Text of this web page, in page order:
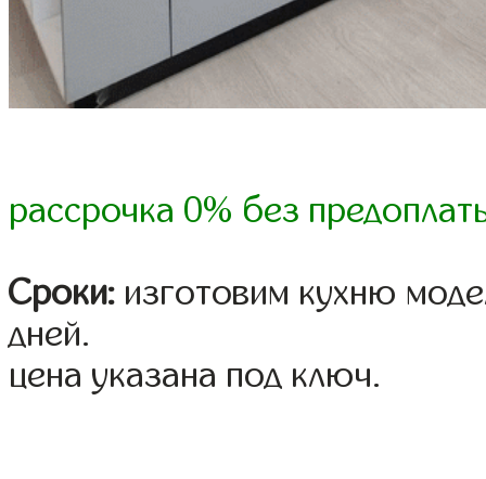
рассрочка 0% без
Сроки: изготовим кухню
дней.
цена указана под ключ.